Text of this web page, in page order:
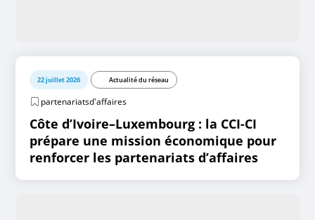
22 juillet 2026 Actualité du réseau
partenariatsd'affaires
Côte d’Ivoire–Luxembourg : la CCI-CI
prépare une mission économique pour
renforcer les partenariats d’affaires